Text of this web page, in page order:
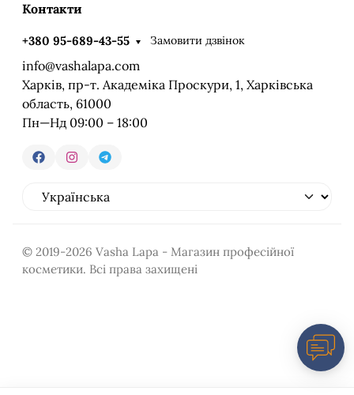
Контакти
+380 95-689-43-55 Замовити дзвінок
info@vashalapa.com
Харків, пр-т. Академіка Проскури, 1, Харківська
область, 61000
Пн—Нд 09:00 – 18:00
© 2019-2026 Vasha Lapa - Магазин професійної
косметики. Всі права захищені